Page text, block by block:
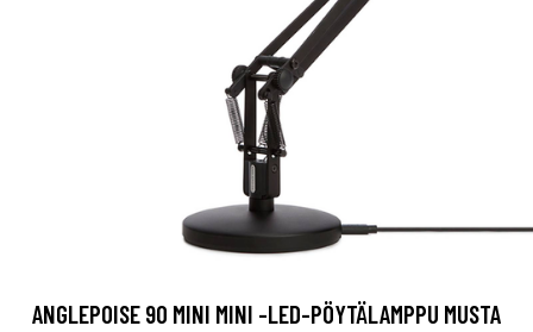
ANGLEPOISE 90 MINI MINI -LED-PÖYTÄLAMPPU MUSTA